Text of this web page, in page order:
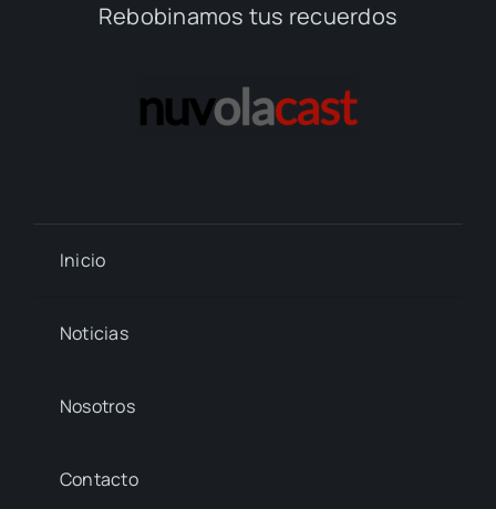
Rebobinamos tus recuerdos
Inicio
Noticias
Nosotros
Contacto